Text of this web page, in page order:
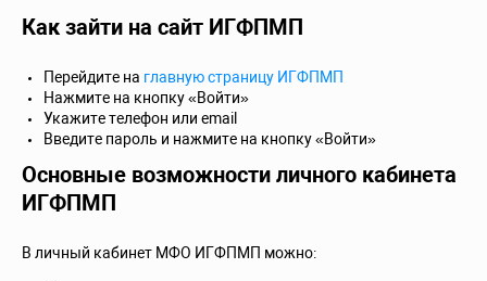
Как зайти на сайт ИГФПМП
Перейдите на главную страницу ИГФПМП
Нажмите на кнопку «Войти»
Укажите телефон или email
Введите пароль и нажмите на кнопку «Войти»
Основные возможности личного кабинета
ИГФПМП
В личный кабинет МФО ИГФПМП можно: